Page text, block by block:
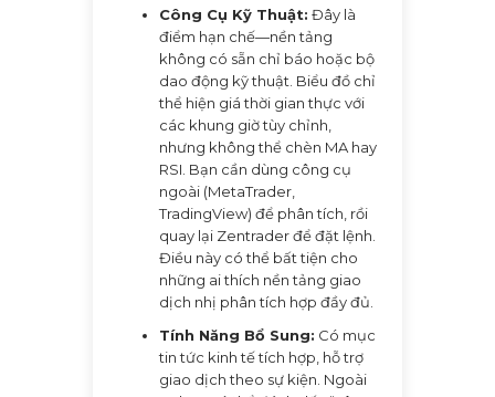
Công Cụ Kỹ Thuật: Đây là
điểm hạn chế—nền tảng
không có sẵn chỉ báo hoặc bộ
dao động kỹ thuật. Biểu đồ chỉ
thể hiện giá thời gian thực với
các khung giờ tùy chỉnh,
nhưng không thể chèn MA hay
RSI. Bạn cần dùng công cụ
ngoài (MetaTrader,
TradingView) để phân tích, rồi
quay lại Zentrader để đặt lệnh.
Điều này có thể bất tiện cho
những ai thích nền tảng giao
dịch nhị phân tích hợp đầy đủ.
Tính Năng Bổ Sung: Có mục
tin tức kinh tế tích hợp, hỗ trợ
giao dịch theo sự kiện. Ngoài